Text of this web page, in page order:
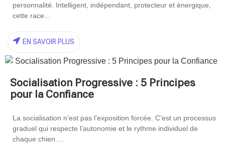
personnalité. Intelligent, indépendant, protecteur et énergique,
cette race...
EN SAVOIR PLUS
Socialisation Progressive : 5 Principes
pour la Confiance
La socialisation n’est pas l’exposition forcée. C’est un processus
graduel qui respecte l’autonomie et le rythme individuel de
chaque chien....